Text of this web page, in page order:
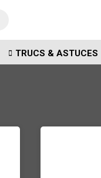
TRUCS & ASTUCES